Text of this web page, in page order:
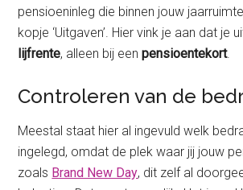
pensioeninleg die binnen jouw
kopje ‘Uitgaven’. Hier vink je aan dat je
lijfrente, alleen bij eenpensioentekort.
Controleren van de
Meestal staat hier al ingevuld welk
ingelegd, omdat de plek waar jij jouw
zoals Brand New Day, dit zelf al